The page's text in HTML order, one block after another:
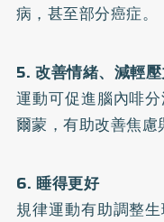
病，甚至部分癌症。
5. 改善情緒、減輕壓
運動可促進腦內啡
爾蒙，有助改善焦慮
6. 睡得更好
規律運動有助調整